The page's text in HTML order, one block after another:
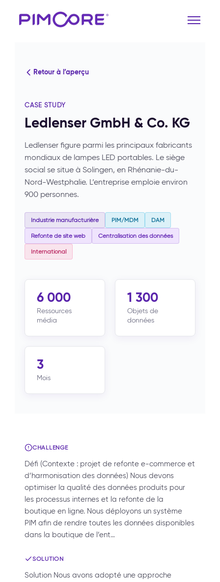
Retour à l’aperçu
CASE STUDY
Ledlenser GmbH & Co. KG
Ledlenser figure parmi les principaux fabricants
mondiaux de lampes LED portables. Le siège
social se situe à Solingen, en Rhénanie-du-
Nord-Westphalie. L’entreprise emploie environ
900 personnes.
Industrie manufacturière PIM/MDM DAM
Refonte de site web Centralisation des données
International
6 000
Ressources
média
1 300
Objets de
données
3
Mois
CHALLENGE
Défi (Contexte : projet de refonte e-commerce et
d’harmonisation des données) Nous devons
optimiser la qualité des données produits pour
les processus internes et la refonte de la
boutique en ligne. Nous déployons un système
PIM afin de rendre toutes les données disponibles
dans la boutique de l’ent…
SOLUTION
Solution Nous avons adopté une approche